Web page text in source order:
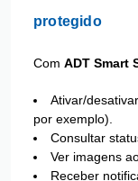
protegido
Com ADT Smart
Ativar/
por exemplo).
Consultar
Ver imagens
Receber